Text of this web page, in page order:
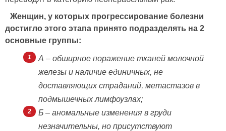
Женщин, у которых прогрессирование болезни
достигло этого этапа принято подразделять на 2
основные группы:
А – обширное поражение тканей молочной
железы и наличие единичных, не
доставляющих страданий, метастазов в
подмышечных лимфоузлах;
Б – аномальные изменения в груди
незначительны, но присутствуют